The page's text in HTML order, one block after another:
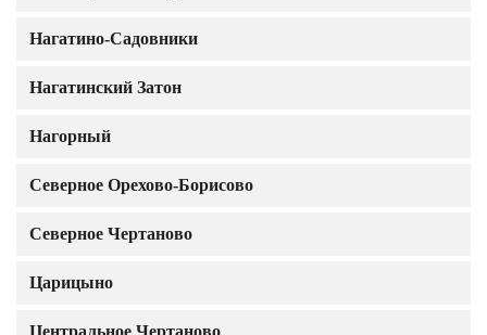
Нагатино-Садовники
Нагатинский Затон
Нагорный
Северное Орехово-Борисово
Северное Чертаново
Царицыно
Центральное Чертаново